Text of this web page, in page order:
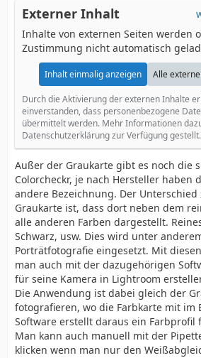
Externer Inhalt
Inhalte von externen Seiten werden
Zustimmung nicht automatisch
Inhalt einmalig anzeigen Alle
Durch die Aktivierung der externen Inhalte
einverstanden, dass personenbezogene
übermittelt werden. Mehr Informationen
Datenschutzerklärung zur Verfügung gestellt.
Außer der Graukarte gibt es noch die
Colorcheckr, je nach Hersteller haben
andere Bezeichnung. Der
Graukarte ist, dass dort neben dem
alle anderen Farben dargestellt.
Schwarz, usw. Dies wird unter
Porträtfotografie eingesetzt. Mit
man auch mit der dazugehörigen
für seine Kamera in Lightroom
Die Anwendung ist dabei gleich der
fotografieren, wo die Farbkarte mit im
Software erstellt daraus ein Farbprofil
Man kann auch manuell mit der
klicken wenn man nur den